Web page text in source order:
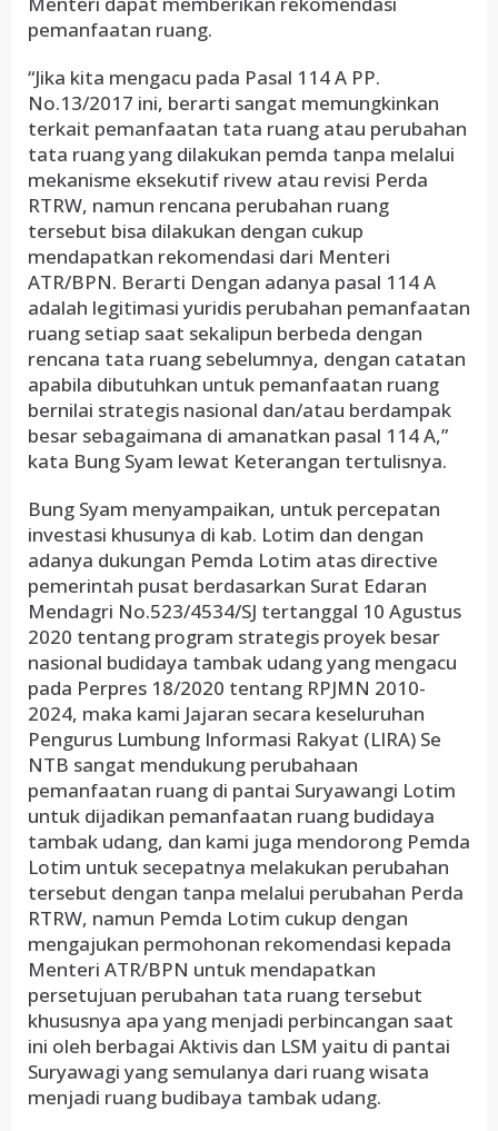
pemanfaatan ruang.
“Jika kita mengacu pada Pasal 114 A PP.
No.13/2017 ini, berarti sangat memungkinkan
terkait pemanfaatan tata ruang atau perubahan
tata ruang yang dilakukan pemda tanpa melalui
mekanisme eksekutif rivew atau revisi Perda
RTRW, namun rencana perubahan ruang
tersebut bisa dilakukan dengan cukup
mendapatkan rekomendasi dari Menteri
ATR/BPN. Berarti Dengan adanya pasal 114 A
adalah legitimasi yuridis perubahan pemanfaatan
ruang setiap saat sekalipun berbeda dengan
rencana tata ruang sebelumnya, dengan catatan
apabila dibutuhkan untuk pemanfaatan ruang
bernilai strategis nasional dan/atau berdampak
besar sebagaimana di amanatkan pasal 114 A,”
kata Bung Syam lewat Keterangan tertulisnya.
Bung Syam menyampaikan, untuk percepatan
investasi khusunya di kab. Lotim dan dengan
adanya dukungan Pemda Lotim atas directive
pemerintah pusat berdasarkan Surat Edaran
Mendagri No.523/4534/SJ tertanggal 10 Agustus
2020 tentang program strategis proyek besar
nasional budidaya tambak udang yang mengacu
pada Perpres 18/2020 tentang RPJMN 2010-
2024, maka kami Jajaran secara keseluruhan
Pengurus Lumbung Informasi Rakyat (LIRA) Se
NTB sangat mendukung perubahaan
pemanfaatan ruang di pantai Suryawangi Lotim
untuk dijadikan pemanfaatan ruang budidaya
tambak udang, dan kami juga mendorong Pemda
Lotim untuk secepatnya melakukan perubahan
tersebut dengan tanpa melalui perubahan Perda
RTRW, namun Pemda Lotim cukup dengan
mengajukan permohonan rekomendasi kepada
Menteri ATR/BPN untuk mendapatkan
persetujuan perubahan tata ruang tersebut
khususnya apa yang menjadi perbincangan saat
ini oleh berbagai Aktivis dan LSM yaitu di pantai
Suryawagi yang semulanya dari ruang wisata
menjadi ruang budibaya tambak udang.